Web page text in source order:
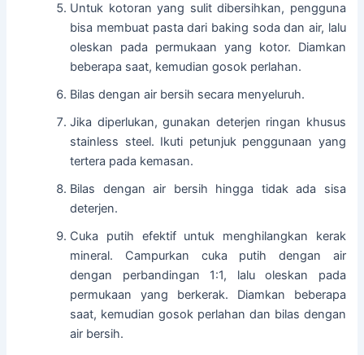
Untuk kotoran yang sulit dibersihkan, pengguna
bisa membuat pasta dari baking soda dan air, lalu
oleskan pada permukaan yang kotor. Diamkan
beberapa saat, kemudian gosok perlahan.
Bilas dengan air bersih secara menyeluruh.
Jika diperlukan, gunakan deterjen ringan khusus
stainless steel. Ikuti petunjuk penggunaan yang
tertera pada kemasan.
Bilas dengan air bersih hingga tidak ada sisa
deterjen.
Cuka putih efektif untuk menghilangkan kerak
mineral. Campurkan cuka putih dengan air
dengan perbandingan 1:1, lalu oleskan pada
permukaan yang berkerak. Diamkan beberapa
saat, kemudian gosok perlahan dan bilas dengan
air bersih.